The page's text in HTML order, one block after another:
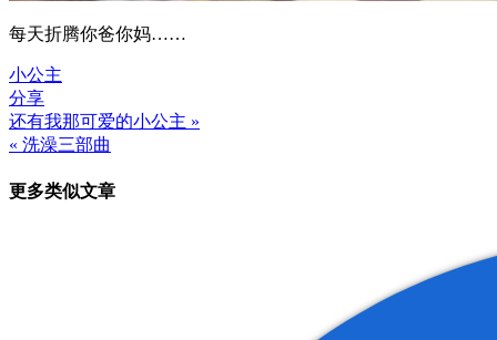
每天折腾你爸你妈……
小公主
分享
文
章
导
还有我那可爱的小公主 »
« 洗澡三部曲
更多类似文章